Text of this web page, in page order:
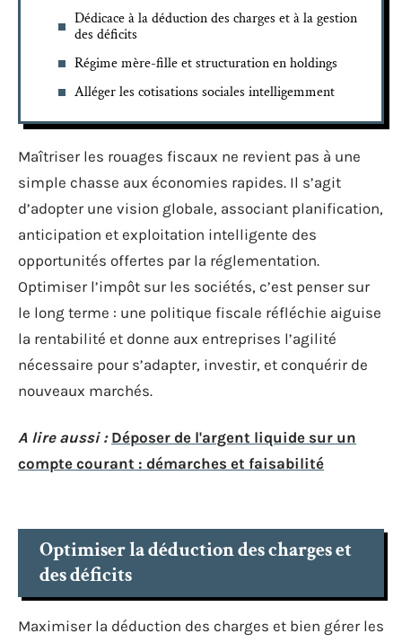
Dédicace à la déduction des charges et à la gestion
des déficits
Régime mère-fille et structuration en holdings
Alléger les cotisations sociales intelligemment
Maîtriser les rouages fiscaux ne revient pas à une
simple chasse aux économies rapides. Il s’agit
d’adopter une vision globale, associant planification,
anticipation et exploitation intelligente des
opportunités offertes par la réglementation.
Optimiser l’impôt sur les sociétés, c’est penser sur
le long terme : une politique fiscale réfléchie aiguise
la rentabilité et donne aux entreprises l’agilité
nécessaire pour s’adapter, investir, et conquérir de
nouveaux marchés.
A lire aussi : Déposer de l'argent liquide sur un
compte courant : démarches et faisabilité
Optimiser la déduction des charges et
des déficits
Maximiser la déduction des charges et bien gérer les